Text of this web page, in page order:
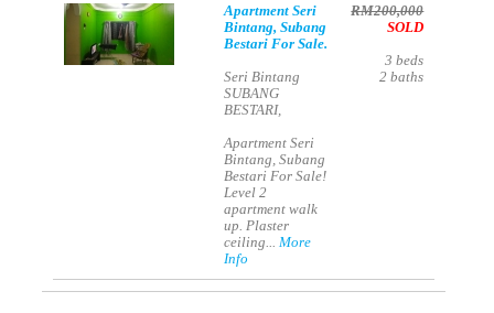
Apartment Seri
Bintang, Subang
Bestari For Sale.
Seri Bintang
SUBANG
BESTARI,
Apartment Seri
Bintang, Subang
Bestari For Sale!
Level 2
apartment walk
up. Plaster
ceiling...More
Info
RM200,000
SOLD
3 beds
2 baths